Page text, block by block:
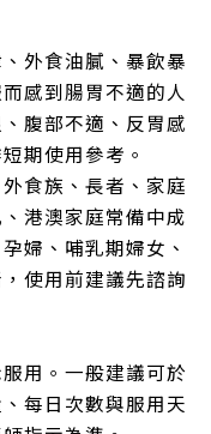
外食油膩、暴飲暴
感到腸胃不適的人
腹部不適、反胃感
期使用參考。
食族、長者、家庭
港澳家庭常備中成
婦、哺乳期婦女、
使用前建議先諮詢
用。一般建議可於
每日次數與服用天